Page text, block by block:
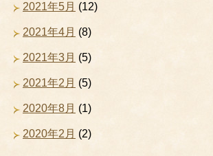
2021年5月 (12)
2021年4月 (8)
2021年3月 (5)
2021年2月 (5)
2020年8月 (1)
2020年2月 (2)